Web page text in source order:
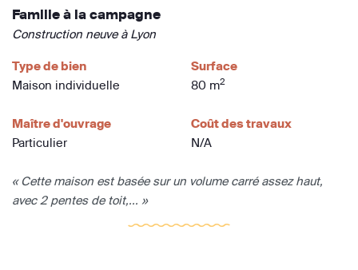
Famille à la campagne
Construction neuve à Lyon
Type de bien
Maison individuelle
Surface
80 m2
Maître d'ouvrage
Particulier
Coût des travaux
N/A
« Cette maison est basée sur un volume carré assez haut,
avec 2 pentes de toit,... »